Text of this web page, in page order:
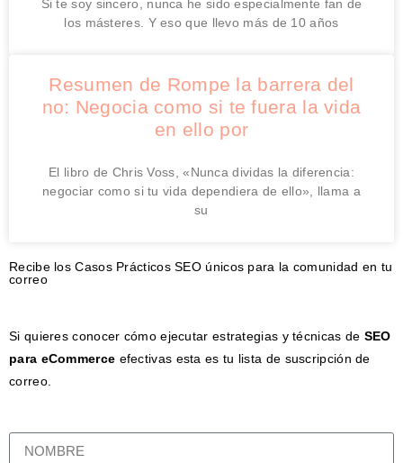
Si te soy sincero, nunca he sido especialmente fan de
los másteres. Y eso que llevo más de 10 años
Resumen de Rompe la barrera del
no: Negocia como si te fuera la vida
en ello por
El libro de Chris Voss, «Nunca dividas la diferencia:
negociar como si tu vida dependiera de ello», llama a
su
Recibe los Casos Prácticos SEO únicos para la comunidad en tu
correo
Si quieres conocer cómo ejecutar estrategias y técnicas de SEO
para eCommerce efectivas esta es tu lista de suscripción de
correo.